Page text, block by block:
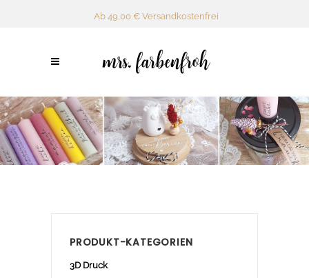
Ab 49,00 € Versandkostenfrei
PRODUKT-KATEGORIEN
3D Druck